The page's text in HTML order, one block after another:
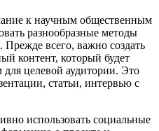
к научным общественным
разнообразные методы
всего, важно создать
контент, который будет
целевой аудитории. Это
статьи, интервью с
использовать социальные